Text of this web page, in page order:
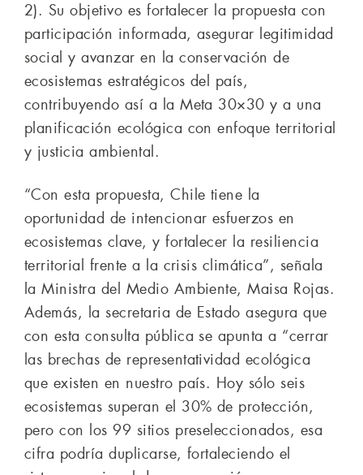
2). Su objetivo es fortalecer la propuesta con
participación informada, asegurar legitimidad
social y avanzar en la conservación de
ecosistemas estratégicos del país,
contribuyendo así a la Meta 30×30 y a una
planificación ecológica con enfoque territorial
y justicia ambiental.
“Con esta propuesta, Chile tiene la
oportunidad de intencionar esfuerzos en
ecosistemas clave, y fortalecer la resiliencia
territorial frente a la crisis climática”, señala
la Ministra del Medio Ambiente, Maisa Rojas.
Además, la secretaria de Estado asegura que
con esta consulta pública se apunta a “cerrar
las brechas de representatividad ecológica
que existen en nuestro país. Hoy sólo seis
ecosistemas superan el 30% de protección,
pero con los 99 sitios preseleccionados, esa
cifra podría duplicarse, fortaleciendo el